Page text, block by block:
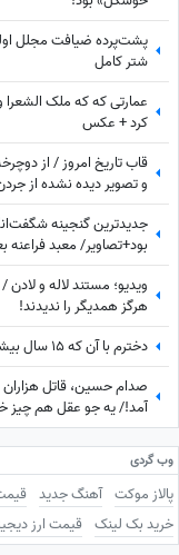
پشت‌پرده ضیافت مجلل
شتر کامل
عمارتی که که ملک
کرد + عکس
قاب تاریخ امروز / از
و تصویر دیده نشده از
جدیدترین گنجینه
بود+تصاویر/ معبد
ویدیو؛ مستند لاله و
هرگز همدیگر را ندیدند!
دخترم با آن که ۱۵ سال بیشتر ندارد دختر بدنام شهر لقب گرفته!
آمد!/ یه جو عقل هم چیز
وب گردی
پالاز موکت آهنگ جدید
خرید بک لینک قیمت ارز